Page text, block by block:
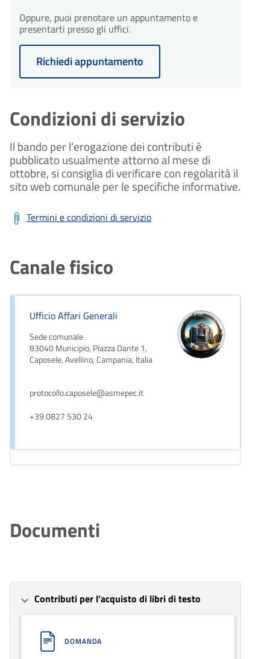
Oppure, puoi prenotare un appuntamento e
presentarti presso gli uffici.
Richiedi appuntamento
Condizioni di servizio
Il bando per l’erogazione dei contributi è
pubblicato usualmente attorno al mese di
ottobre, si consiglia di verificare con regolarità il
sito web comunale per le specifiche informative.
Termini e condizioni di servizio
Canale fisico
Ufficio Affari Generali
Sede comunale
83040 Municipio, Piazza Dante 1,
Caposele, Avellino, Campania, Italia
protocollo.caposele@asmepec.it
+39 0827 530 24
Documenti
Contributi per l’acquisto di libri di testo
DOMANDA